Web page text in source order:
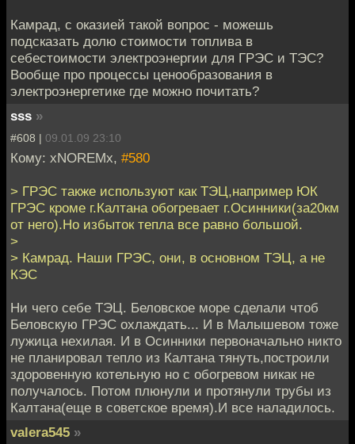
Камрад, с оказией такой вопрос - можешь
подсказать долю стоимости топлива в
себестоимости электроэнергии для ГРЭС и ТЭС?
Вообще про процессы ценообразования в
электроэнергетике где можно почитать?
sss »
#608 | 09.01.09 23:10
Кому: xNOREMx, #580
> ГРЭС также используют как ТЭЦ,например ЮК
ГРЭС кроме г.Калтана обогревает г.Осинники(за20км
от него).Но избыток тепла все равно большой.
>
> Камрад. Наши ГРЭС, они, в основном ТЭЦ, а не
КЭС
Ни чего себе ТЭЦ. Беловское море сделали чтоб
Беловскую ГРЭС охлаждать... И в Малышевом тоже
лужица нехилая. И в Осинники первоначально никто
не планировал тепло из Калтана тянуть,построили
здоровенную котельную но с обогревом никак не
получалось. Потом плюнули и протянули трубы из
Калтана(еще в советское время).И все наладилось.
valera545 »